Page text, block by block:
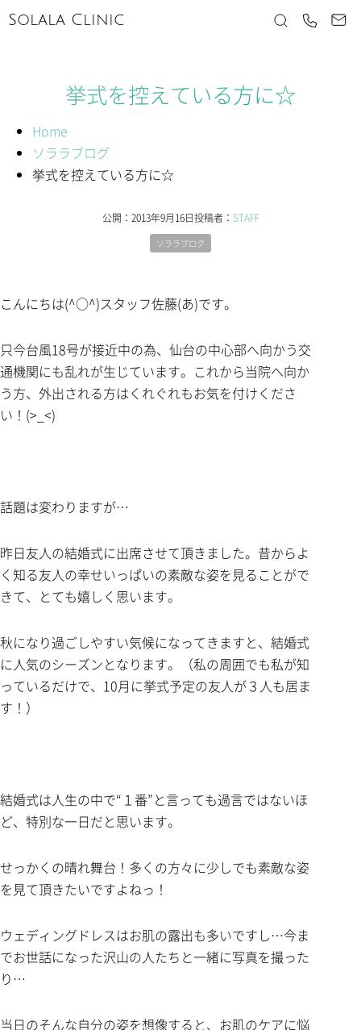
Solala Clinic
Home
ソララブログ
挙式を控えている方に☆
挙式を控えている方に☆
公開： 2013年9月16日投稿者： STAFF
ソララブログ
こんにちは(^○^)スタッフ佐藤(あ)です。
只今台風18号が接近中の為、仙台の中心部へ向かう交
通機関にも乱れが生じています。これから当院へ向か
う方、外出される方はくれぐれもお気を付けくださ
い！(>_<)
話題は変わりますが…
昨日友人の結婚式に出席させて頂きました。昔からよ
く知る友人の幸せいっぱいの素敵な姿を見ることがで
きて、とても嬉しく思います。
秋になり過ごしやすい気候になってきますと、結婚式
に人気のシーズンとなります。（私の周囲でも私が知
っているだけで、10月に挙式予定の友人が３人も居ま
す！）
結婚式は人生の中で“１番”と言っても過言ではないほ
ど、特別な一日だと思います。
せっかくの晴れ舞台！多くの方々に少しでも素敵な姿
を見て頂きたいですよねっ！
ウェディングドレスはお肌の露出も多いですし…今ま
でお世話になった沢山の人たちと一緒に写真を撮った
り…
当日のそんな自分の姿を想像すると、お肌のケアに悩